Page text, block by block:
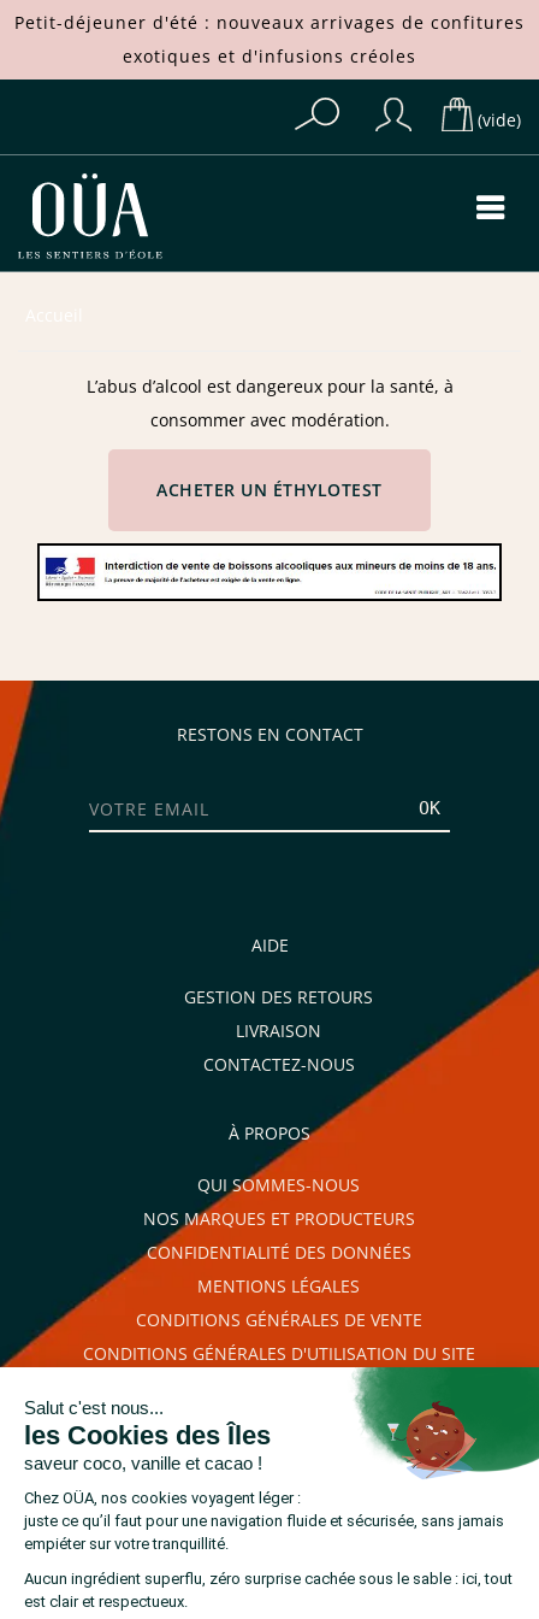
Petit-déjeuner d'été : nouveaux arrivages de confitures
exotiques et d'infusions créoles
(vide)
L’abus d’alcool est dangereux pour la santé, à
consommer avec modération.
ACHETER UN ÉTHYLOTEST
RESTONS EN CONTACT
OK
AIDE
GESTION DES RETOURS
LIVRAISON
CONTACTEZ-NOUS
À PROPOS
QUI SOMMES-NOUS
NOS MARQUES ET PRODUCTEURS
CONFIDENTIALITÉ DES DONNÉES
MENTIONS LÉGALES
CONDITIONS GÉNÉRALES DE VENTE
CONDITIONS GÉNÉRALES D'UTILISATION DU SITE
RETROUVEZ-NOUS SUR
Je consens aussi à recevoir les offres
règles de
conditions d'utilisation